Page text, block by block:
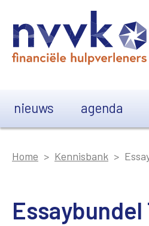
nieuws agenda
Home Kennisbank